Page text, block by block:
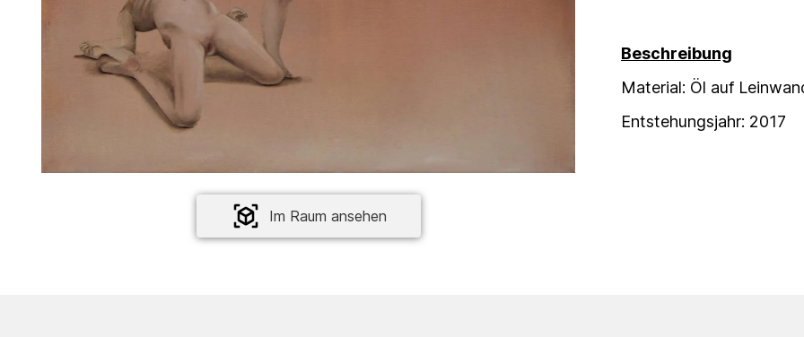
Im Raum ansehen
Beschreibung
Material: Öl auf
Entstehungsjahr: 2017